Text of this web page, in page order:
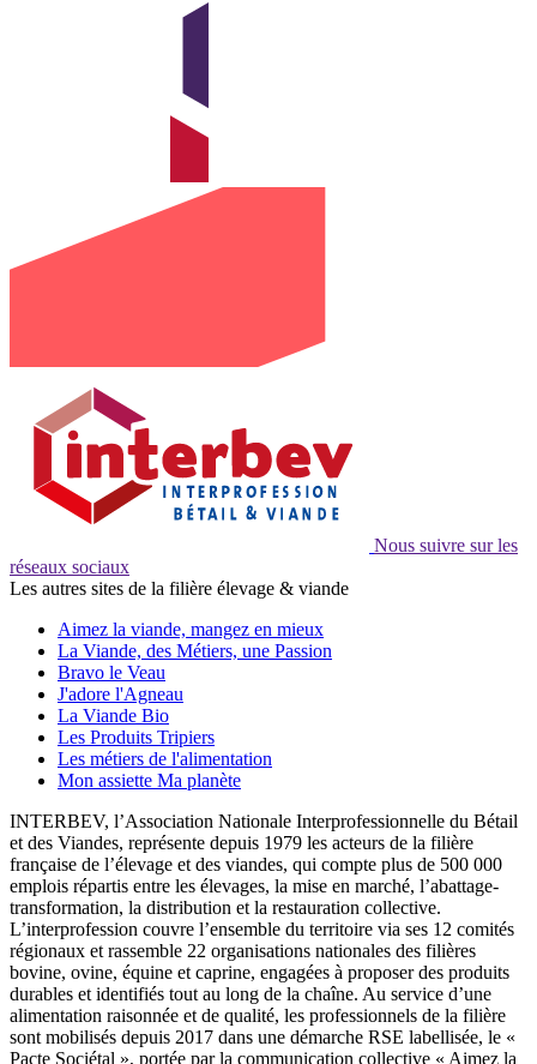
Nous suivre sur les
réseaux sociaux
Les autres sites de la filière élevage & viande
Aimez la viande, mangez en mieux
La Viande, des Métiers, une Passion
Bravo le Veau
J'adore l'Agneau
La Viande Bio
Les Produits Tripiers
Les métiers de l'alimentation
Mon assiette Ma planète
INTERBEV, l’Association Nationale Interprofessionnelle du Bétail
et des Viandes, représente depuis 1979 les acteurs de la filière
française de l’élevage et des viandes, qui compte plus de 500 000
emplois répartis entre les élevages, la mise en marché, l’abattage-
transformation, la distribution et la restauration collective.
L’interprofession couvre l’ensemble du territoire via ses 12 comités
régionaux et rassemble 22 organisations nationales des filières
bovine, ovine, équine et caprine, engagées à proposer des produits
durables et identifiés tout au long de la chaîne. Au service d’une
alimentation raisonnée et de qualité, les professionnels de la filière
sont mobilisés depuis 2017 dans une démarche RSE labellisée, le «
Pacte Sociétal », portée par la communication collective « Aimez la